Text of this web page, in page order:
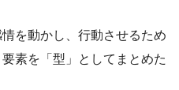
を動かし、行動させるため
素を「型」としてまとめた